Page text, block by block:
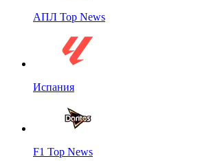
АПЛ Top News
Испания
F1 Top News